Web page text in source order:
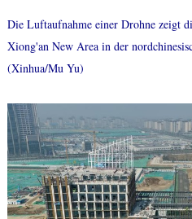
Die Luftaufnahme einer Drohne zeigt
Xiong'an New Area in der
(Xinhua/Mu Yu)